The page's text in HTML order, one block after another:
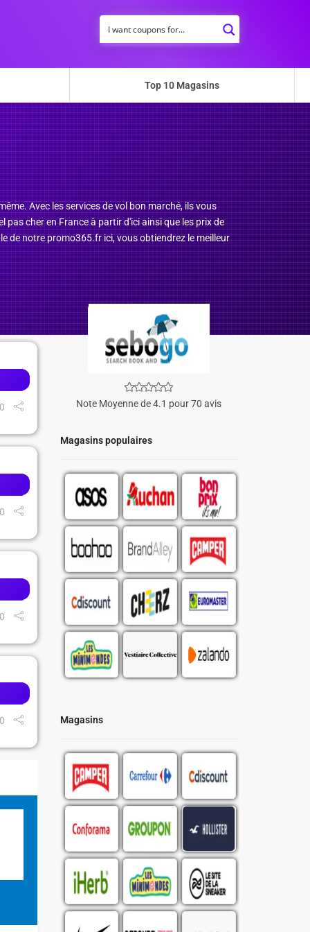
Top 10 Magasins
Avec les services de vol bon marché, ils vous
cher en France à partir d'ici ainsi que les prix de
de notre promo365.fr ici, vous obtiendrez le meilleur
Note Moyenne de 4.1 pour 70 avis
Magasins populaires
Magasins